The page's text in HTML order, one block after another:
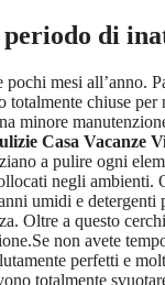
periodo di
mesi
chiuse
Casa Vacanze
a pulire ogni
negli
umidi e
a questo
non avete
perfetti e
totalmente